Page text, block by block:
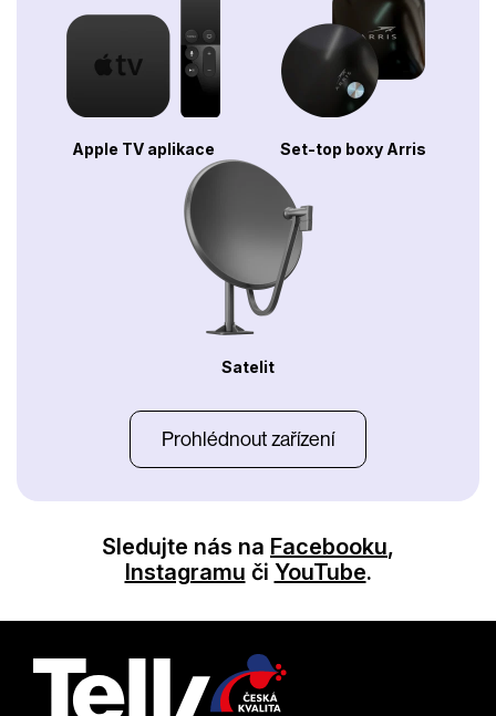
Apple TV aplikace Set-top boxy Arris
Satelit
Prohlédnout zařízení
Sledujte nás na Facebooku,
Instagramu či YouTube.